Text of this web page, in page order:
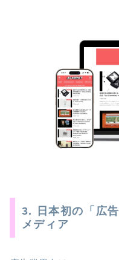
3. 日本初の「広
メディア